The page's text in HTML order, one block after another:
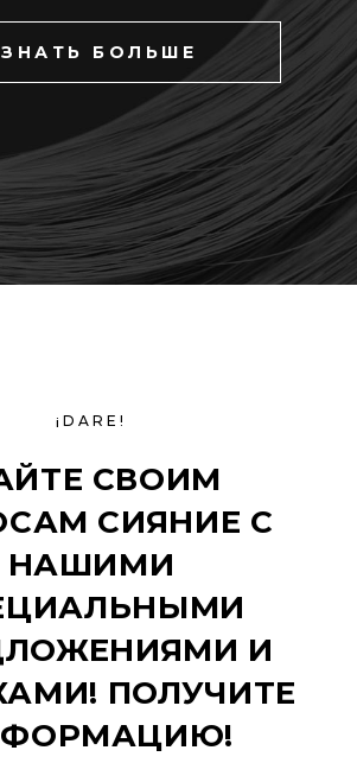
БОЛЬШЕ
¡DARE!
СВОИМ
СИЯНИЕ С
НАШИМИ
И
ПОЛУЧИТЕ